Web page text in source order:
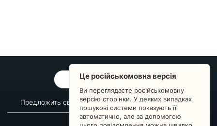
ОБРАТНАЯ СВЯЗЬ
Предложить свой вопрос Статистика изменений
О сервисе Преподавателям
Це російськомовна версія
Ви переглядаєте російськомовну
версію сторінки. У деяких випадках
пошукові системи показують її
автоматично, але за допомогою